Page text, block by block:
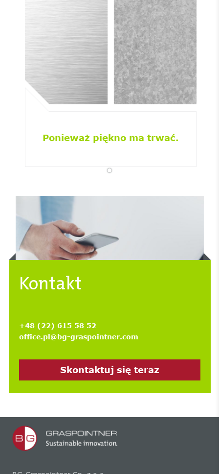
Ponieważ piękno ma trwać.
Kontakt
+48 (22) 615 58 52
office.pl@bg-graspointner.com
Skontaktuj się teraz